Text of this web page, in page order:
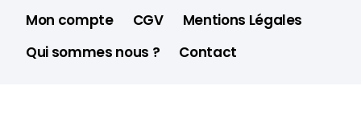
Mon compte CGV
Mentions Légales
Qui sommes nous ?
Contact